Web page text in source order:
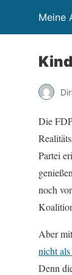
Meine
Die
Partei
noch
Aber
nicht
Denn